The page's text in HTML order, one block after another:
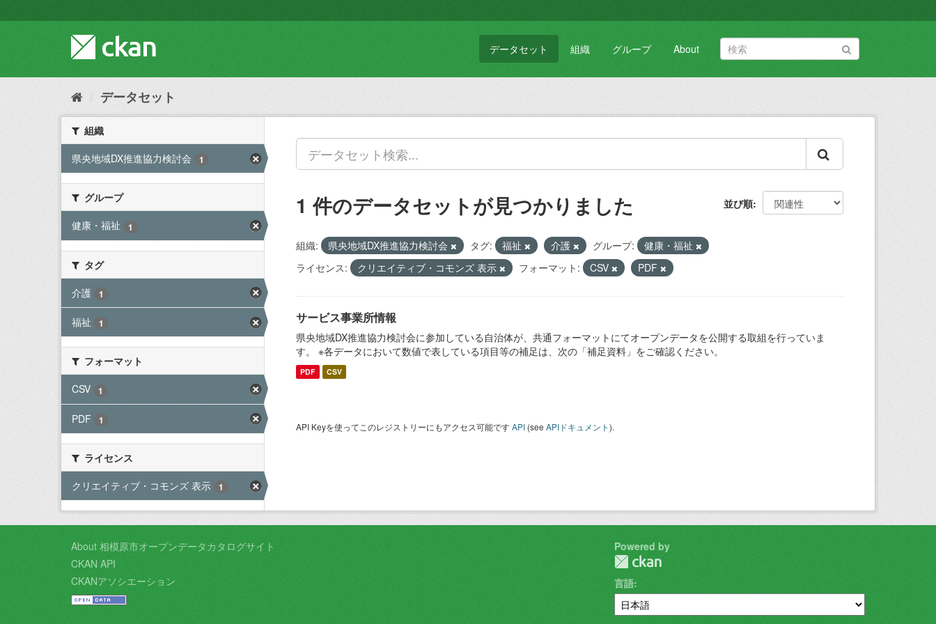
キ
て
データセット 組織 グループ About
データセット
組織
県央地域DX推進協力検討会
1
グループ
健康・福祉
1
タグ
介護
1
福祉 1
フォーマット
CSV
1
PDF 1
ライセンス
クリエイティブ・コモンズ 表示
1
並び順
1 件のデータセットが見つかりました
組織: 県央地域DX推進協力検討会 タグ: 福祉 介護 グループ:
健康・福祉
ライセンス:
クリエイティブ・コモンズ 表示 フォーマット: CSV PDF
サービス事業所情報
県央地域DX推進協力検討会に参加している自治体が、共通フォーマットにてオープンデータを公開する取組を行っていま
す。 ※各データにおいて数値で表している項目等の補足は、次の「補足資料」をご確認ください。
PDF CSV
API Keyを使ってこのレジストリーにもアクセス可能ですAPI (see APIドキュメント).
About 相模原市オープンデータカタログサイト
CKAN API
CKANアソシエーション
Powered by
言語